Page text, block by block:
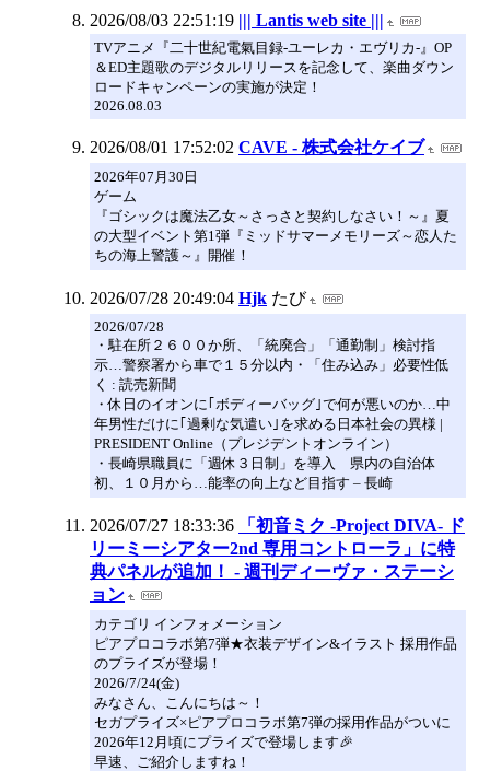
2026/08/03 22:51:19 ||| Lantis web site |||
TVアニメ『二十世紀電氣目録-ユーレカ・エヴリカ-』OP
＆ED主題歌のデジタルリリースを記念して、楽曲ダウン
ロードキャンペーンの実施が決定！
2026.08.03
2026/08/01 17:52:02 CAVE - 株式会社ケイブ
2026年07月30日
ゲーム
『ゴシックは魔法乙女～さっさと契約しなさい！～』夏
の大型イベント第1弾『ミッドサマーメモリーズ～恋人た
ちの海上警護～』開催！
2026/07/28 20:49:04 Hjk たび
2026/07/28
・駐在所２６００か所、「統廃合」「通勤制」検討指
示…警察署から車で１５分以内・「住み込み」必要性低
く : 読売新聞
・休日のイオンに｢ボディーバッグ｣で何が悪いのか…中
年男性だけに｢過剰な気遣い｣を求める日本社会の異様 |
PRESIDENT Online（プレジデントオンライン）
・長崎県職員に「週休３日制」を導入 県内の自治体
初、１０月から…能率の向上など目指す – 長崎
2026/07/27 18:33:36
「初音ミク -Project DIVA- ド
リーミーシアター2nd 専用コントローラ」に特
典パネルが追加！ - 週刊ディーヴァ・ステーシ
ョン
カテゴリ インフォメーション
ピアプロコラボ第7弾★衣装デザイン&イラスト 採用作品
のプライズが登場！
2026/7/24(金)
みなさん、こんにちは～！
セガプライズ×ピアプロコラボ第7弾の採用作品がついに
2026年12月頃にプライズで登場します🎉
早速、ご紹介しますね！